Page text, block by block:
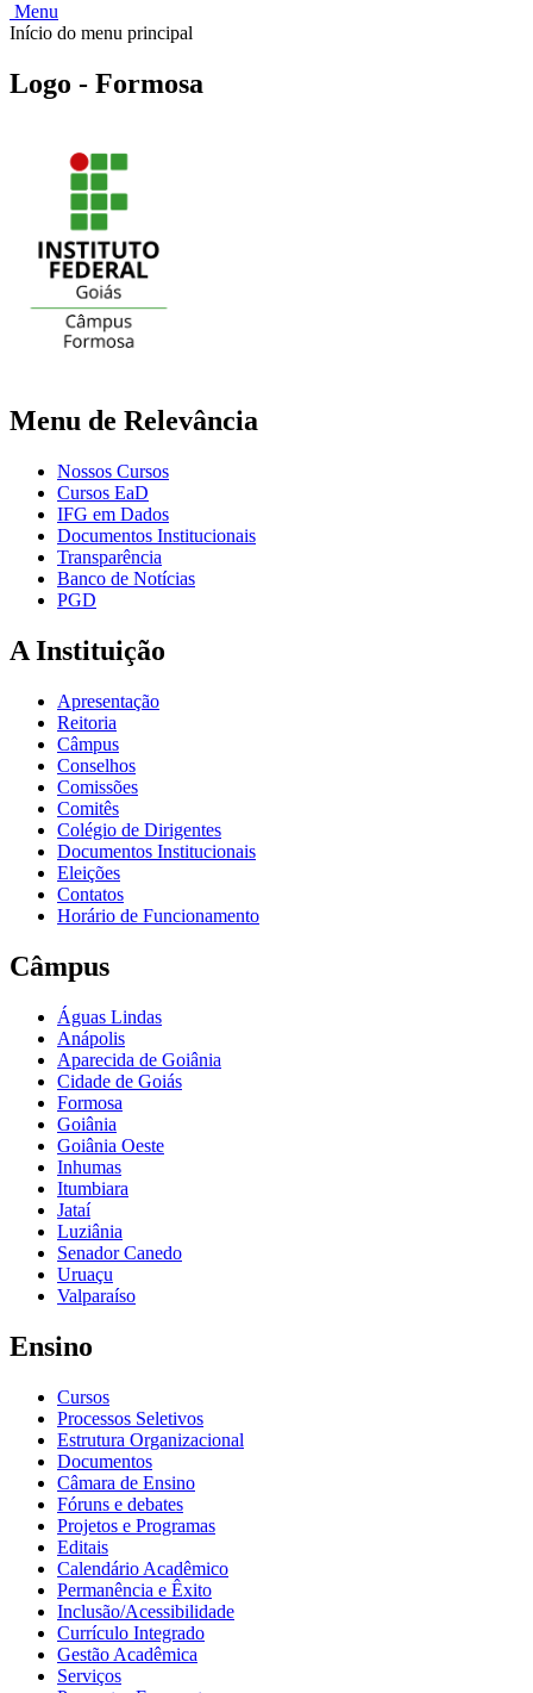
Menu
Início do menu principal
Logo - Formosa
Menu de Relevância
Nossos Cursos
Cursos EaD
IFG em Dados
Documentos Institucionais
Transparência
Banco de Notícias
PGD
A Instituição
Apresentação
Reitoria
Câmpus
Conselhos
Comissões
Comitês
Colégio de Dirigentes
Documentos Institucionais
Eleições
Contatos
Horário de Funcionamento
Câmpus
Águas Lindas
Anápolis
Aparecida de Goiânia
Cidade de Goiás
Formosa
Goiânia
Goiânia Oeste
Inhumas
Itumbiara
Jataí
Luziânia
Senador Canedo
Uruaçu
Valparaíso
Ensino
Cursos
Processos Seletivos
Estrutura Organizacional
Documentos
Câmara de Ensino
Fóruns e debates
Projetos e Programas
Editais
Calendário Acadêmico
Permanência e Êxito
Inclusão/Acessibilidade
Currículo Integrado
Gestão Acadêmica
Serviços